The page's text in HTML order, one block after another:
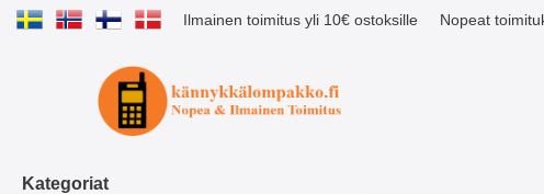
Ilmainen toimitus yli 10€ ostoksille Nopeat
Ostoskori laajennettu Tibro billiga
Kategoriat